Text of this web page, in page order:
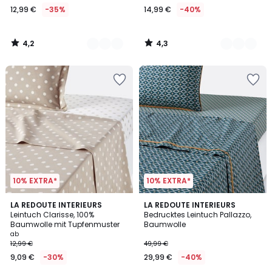
€
19,99
€
Rabatt
angewendet.
12,99 € -35%
4,2
/
14,99 € -40%
4,3
/
10% EXTRA*
LA REDOUTE INTERIEURS
Leintuch Clarisse, 100%
Baumwolle mit Tupfenmuster
ab
12,99 €
9,09 € -30%
4,1
/ 5
5
Farben
10% EXTRA*
LA REDOUTE INTERIEURS
Bedrucktes Leintuch Pallazzo,
Baumwolle
49,99 €
29,99 € -40%
4,4
/ 5